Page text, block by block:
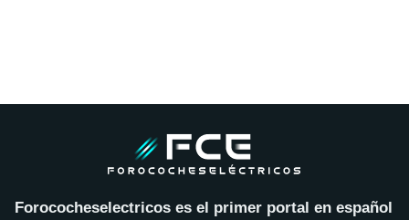
Forococheselectricos es el primer portal en español